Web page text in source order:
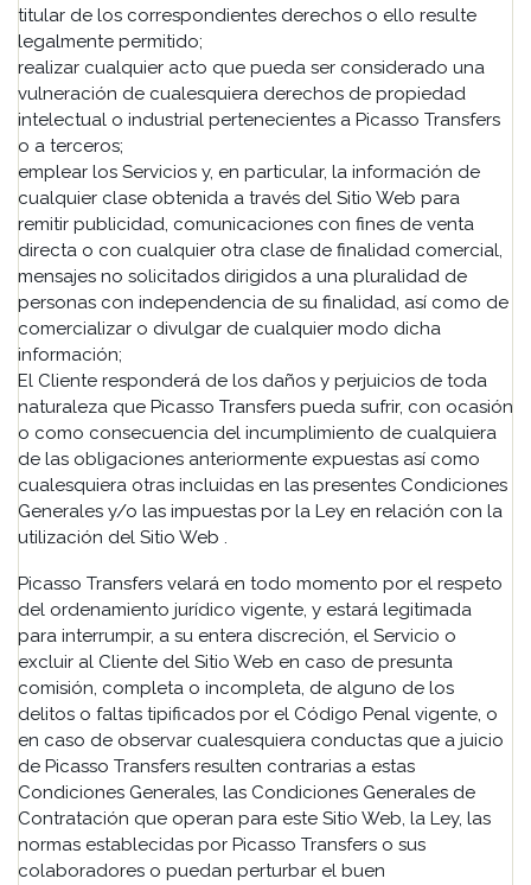
titular de los correspondientes derechos o ello resulte
legalmente permitido;
realizar cualquier acto que pueda ser considerado una
vulneración de cualesquiera derechos de propiedad
intelectual o industrial pertenecientes a Picasso Transfers
o a terceros;
emplear los Servicios y, en particular, la información de
cualquier clase obtenida a través del Sitio Web para
remitir publicidad, comunicaciones con fines de venta
directa o con cualquier otra clase de finalidad comercial,
mensajes no solicitados dirigidos a una pluralidad de
personas con independencia de su finalidad, así como de
comercializar o divulgar de cualquier modo dicha
información;
El Cliente responderá de los daños y perjuicios de toda
naturaleza que Picasso Transfers pueda sufrir, con ocasión
o como consecuencia del incumplimiento de cualquiera
de las obligaciones anteriormente expuestas así como
cualesquiera otras incluidas en las presentes Condiciones
Generales y/o las impuestas por la Ley en relación con la
utilización del Sitio Web .
Picasso Transfers velará en todo momento por el respeto
del ordenamiento jurídico vigente, y estará legitimada
para interrumpir, a su entera discreción, el Servicio o
excluir al Cliente del Sitio Web en caso de presunta
comisión, completa o incompleta, de alguno de los
delitos o faltas tipificados por el Código Penal vigente, o
en caso de observar cualesquiera conductas que a juicio
de Picasso Transfers resulten contrarias a estas
Condiciones Generales, las Condiciones Generales de
Contratación que operan para este Sitio Web, la Ley, las
normas establecidas por Picasso Transfers o sus
colaboradores o puedan perturbar el buen